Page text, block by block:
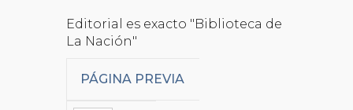
Editorial es exacto "Biblioteca de
La Nación"
PÁGINA PREVIA